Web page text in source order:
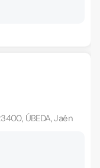
ÚBEDA, Jaén